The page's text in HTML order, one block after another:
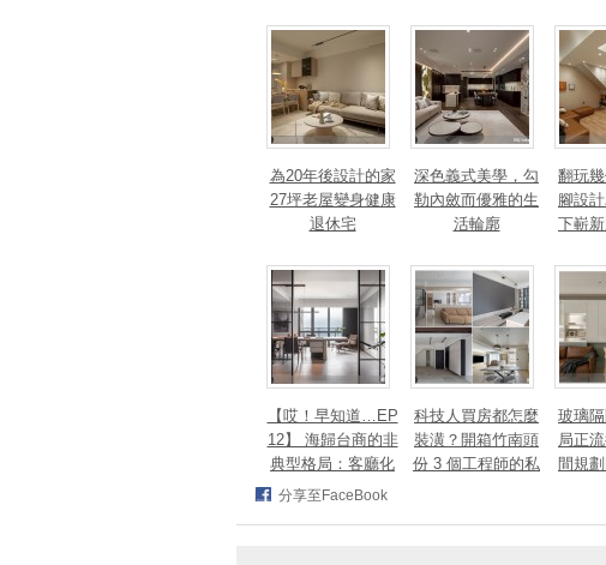
法、英指標設計大
獎！
為20年後設計的家
27坪老屋變身健康
退休宅
深色義式美學，勾
勒內斂而優雅的生
活輪廓
翻玩
腳設
下嶄
TAN
【哎！早知道…EP
12】 海歸台商的非
典型格局：客廳化
身面海創作空間，
科技人買房都怎麼
裝潢？開箱竹南頭
份 3 個工程師的私
玻璃
局正
間規
分享至FaceBook